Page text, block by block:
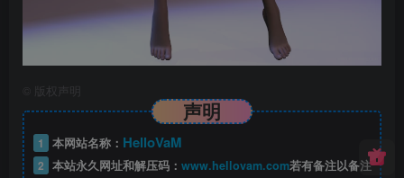
版权声明
声明
1 本网站名称： HelloVaM
2 本站永久网址和解压码： www.hellovam.com若有备注以备注